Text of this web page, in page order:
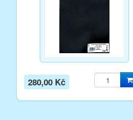
280,00 Kč